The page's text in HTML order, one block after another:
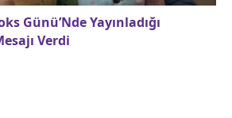
Günü’Nde Yayınladığı
Verdi